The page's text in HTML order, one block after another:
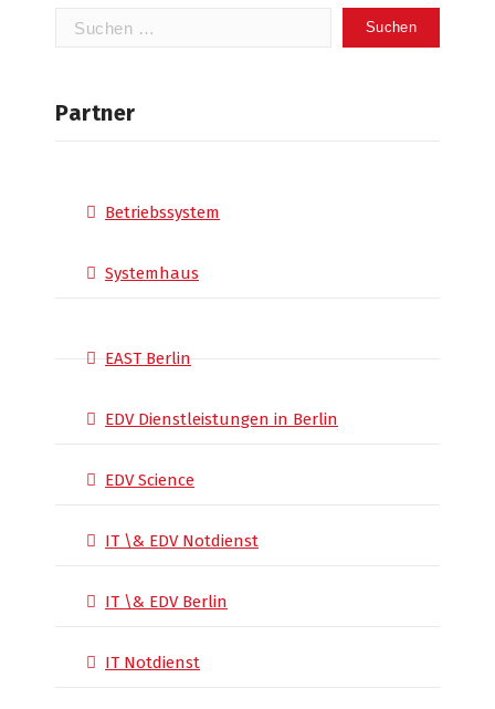
Suchen
Partner
Betriebssystem
Systemhaus
EAST Berlin
EDV Dienstleistungen in Berlin
EDV Science
IT \& EDV Notdienst
IT \& EDV Berlin
IT Notdienst